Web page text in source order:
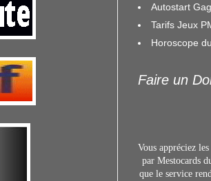
Autostart
Tarifs Jeux
Horoscope
Faire un
Vous appréciez
par Mestocards
que le service